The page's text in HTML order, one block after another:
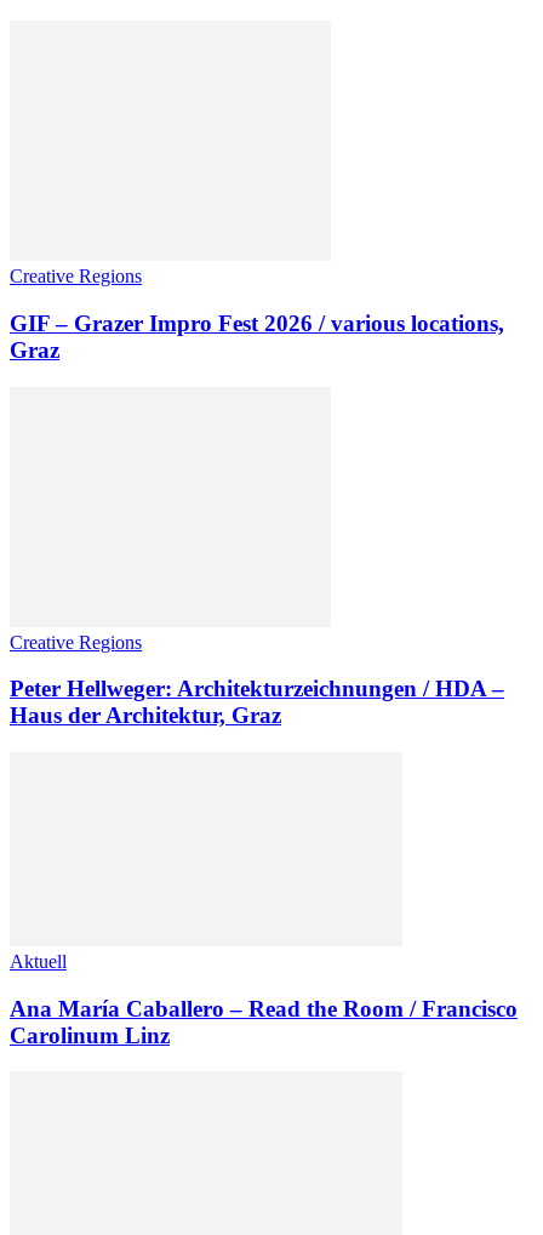
Creative Regions
GIF – Grazer Impro Fest 2026 / various locations,
Graz
Creative Regions
Peter Hellweger: Architekturzeichnungen / HDA –
Haus der Architektur, Graz
Aktuell
Ana María Caballero – Read the Room / Francisco
Carolinum Linz